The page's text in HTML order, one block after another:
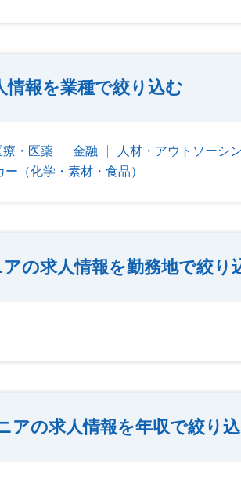
情報を業種で絞り込む
療・医薬 金融
人材・アウトソーシ
ー（化学・素材・食品）
の求人情報を勤務地で絞り
アの求人情報を年収で絞り